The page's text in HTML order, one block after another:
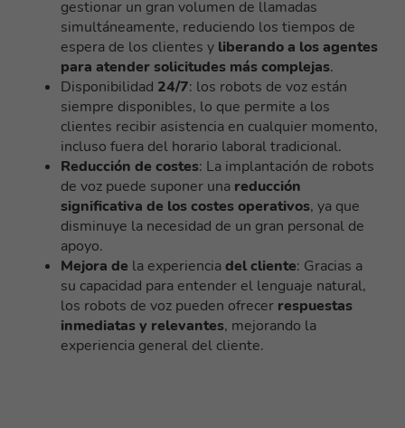
gestionar un gran volumen de llamadas
simultáneamente, reduciendo los tiempos de
espera de los clientes y liberando a los agentes
para atender solicitudes más complejas.
Disponibilidad 24/7: los robots de voz están
siempre disponibles, lo que permite a los
clientes recibir asistencia en cualquier momento,
incluso fuera del horario laboral tradicional.
Reducción de costes: La implantación de robots
de voz puede suponer una reducción
significativa de los costes operativos, ya que
disminuye la necesidad de un gran personal de
apoyo.
Mejora de la experienciadel cliente: Gracias a
su capacidad para entender el lenguaje natural,
los robots de voz pueden ofrecer respuestas
inmediatas y relevantes, mejorando la
experiencia general del cliente.